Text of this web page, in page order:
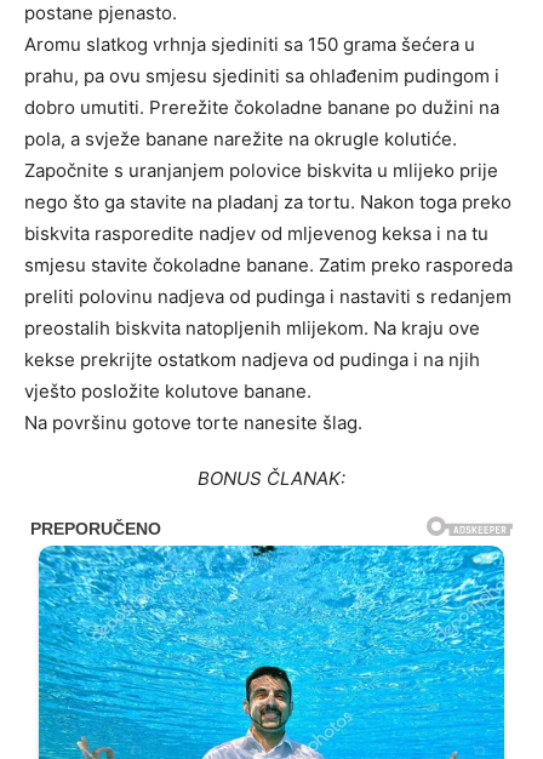
postane pjenasto.
Aromu slatkog vrhnja sjediniti sa 150 grama šećera u
prahu, pa ovu smjesu sjediniti sa ohlađenim pudingom i
dobro umutiti. Prerežite čokoladne banane po dužini na
pola, a svježe banane narežite na okrugle kolutiće.
Započnite s uranjanjem polovice biskvita u mlijeko prije
nego što ga stavite na pladanj za tortu. Nakon toga preko
biskvita rasporedite nadjev od mljevenog keksa i na tu
smjesu stavite čokoladne banane. Zatim preko rasporeda
preliti polovinu nadjeva od pudinga i nastaviti s redanjem
preostalih biskvita natopljenih mlijekom. Na kraju ove
kekse prekrijte ostatkom nadjeva od pudinga i na njih
vješto posložite kolutove banane.
Na površinu gotove torte nanesite šlag.
BONUS ČLANAK: